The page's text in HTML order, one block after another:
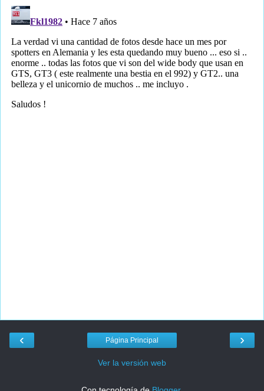
‹ ›
Página Principal
Ver la versión web